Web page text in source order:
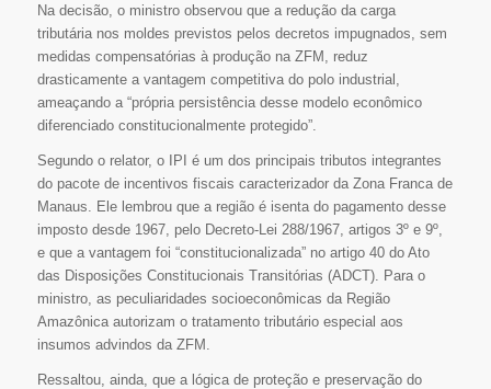
Na decisão, o ministro observou que a redução da carga
tributária nos moldes previstos pelos decretos impugnados, sem
medidas compensatórias à produção na ZFM, reduz
drasticamente a vantagem competitiva do polo industrial,
ameaçando a “própria persistência desse modelo econômico
diferenciado constitucionalmente protegido”.
Segundo o relator, o IPI é um dos principais tributos integrantes
do pacote de incentivos fiscais caracterizador da Zona Franca de
Manaus. Ele lembrou que a região é isenta do pagamento desse
imposto desde 1967, pelo Decreto-Lei 288/1967, artigos 3º e 9º,
e que a vantagem foi “constitucionalizada” no artigo 40 do Ato
das Disposições Constitucionais Transitórias (ADCT). Para o
ministro, as peculiaridades socioeconômicas da Região
Amazônica autorizam o tratamento tributário especial aos
insumos advindos da ZFM.
Ressaltou, ainda, que a lógica de proteção e preservação do